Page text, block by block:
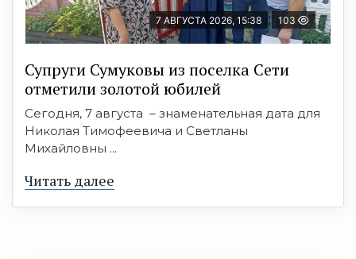
7 АВГУСТА 2026, 15:38 103
Супруги Сумуковы из поселка Сети
отметили золотой юбилей
Сегодня, 7 августа – знаменательная дата для
Николая Тимофеевича и Светланы
Михайловны ...
Читать далее